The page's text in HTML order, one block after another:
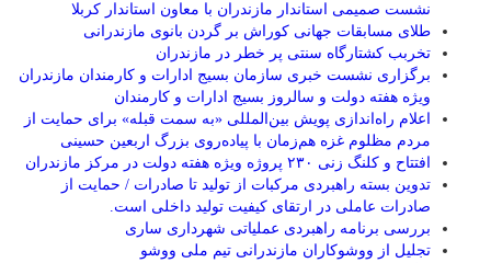
نشست صمیمی استاندار مازندران با معاون استاندار کربلا
طلای مسابقات جهانی کوراش بر گردن بانوی مازندرانی
تخربب کشتارگاه سنتی پر خطر در مازندران
برگزاری نشست خبری سازمان بسیج ادارات و کارمندان مازندران
ویژه هفته دولت و سالروز بسیج ادارات و کارمندان
اعلام راه‌اندازی پویش بین‌المللی «به سمت قبله» برای حمایت از
مردم مظلوم غزه هم‌زمان با پیاده‌روی بزرگ اربعین حسینی
افتتاح و کلنگ زنی ۲۳۰ پروژه ویژه هفته دولت در مرکز مازندران
تدوین بسته راهبردی مرکبات از تولید تا صادرات / حمایت از
صادرات عاملی در ارتقای کیفیت تولید داخلی است.
بررسی برنامه راهبردی عملیاتی شهرداری ساری
تجلیل از ووشوکاران مازندرانی تیم ملی ووشو